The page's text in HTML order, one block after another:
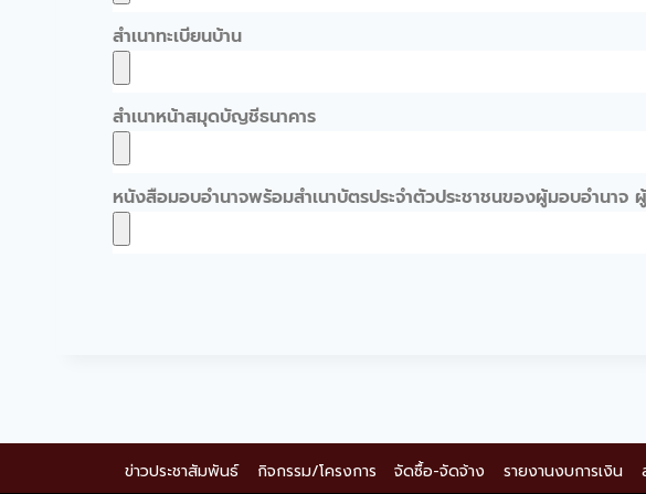
สำเนาทะเบียนบ้าน
สำเนาหน้าสมุดบัญชีธนาคาร
หนังสือมอบอำนาจพร้อมสำเนาบัตรประจำตัวประชาชนของผู้มอบอำนา
ข่าวประชาสัมพันธ์ กิจกรรม/โครงการ จัดซื้อ-จัดจ้าง รายงานงบการเงิน